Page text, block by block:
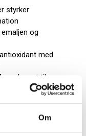
Om
styrker
og
med
– velegnet til